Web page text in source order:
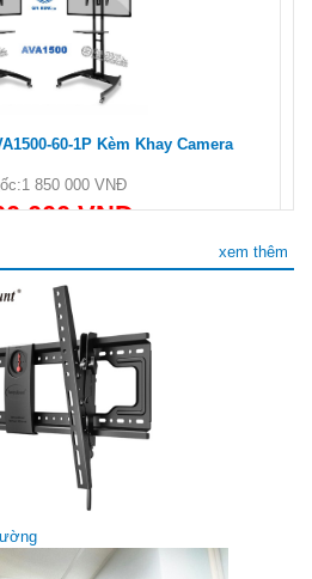
60-1P Kèm Khay Camera
1 850 000 VNĐ
000 VNĐ
TW100 (60-110 INCH)TÍCH HỢP HỆ
NÂNG HẠ TỰ ĐỘNG
8 800 000 VNĐ
xem thêm